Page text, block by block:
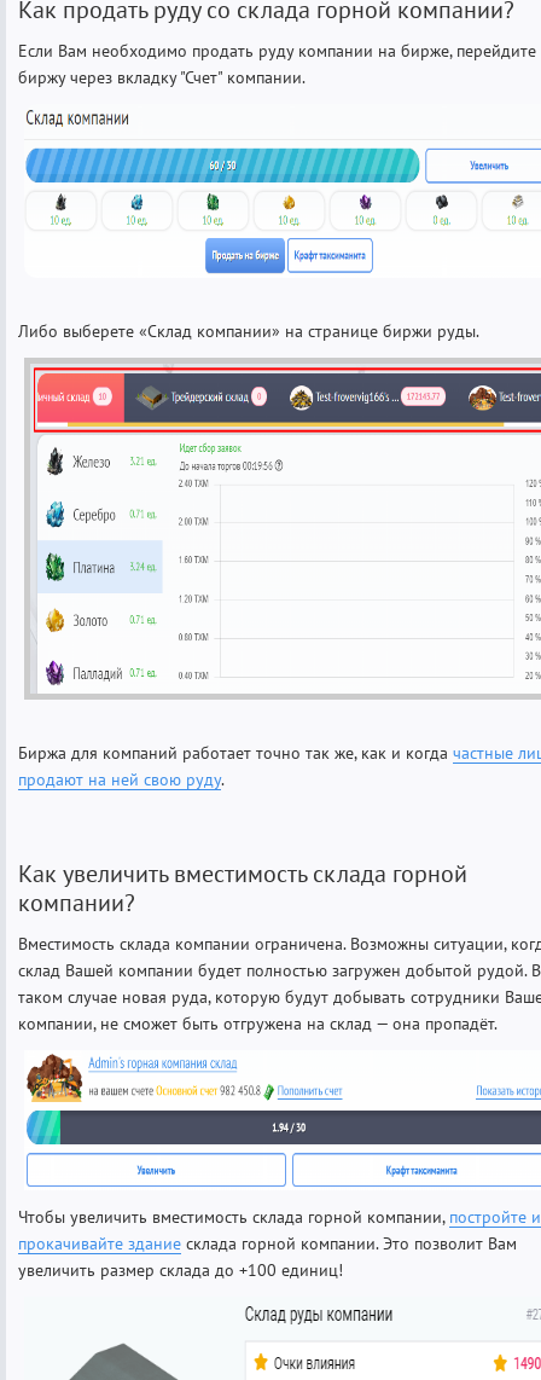
Как продать руду со склада горной компании?
Если Вам необходимо продать руду компании на бирже, перейдите
биржу через вкладку "Счет" компании.
Либо выберете «Склад компании» на странице биржи руды.
Биржа для компаний работает точно так же, как и когда частные
продают на ней свою руду.
Как увеличить вместимость склада горной
компании?
Вместимость склада компании ограничена. Возможны ситуации,
склад Вашей компании будет полностью загружен добытой рудой. В
таком случае новая руда, которую будут добывать сотрудники
компании, не сможет быть отгружена на склад — она пропадёт.
Чтобы увеличить вместимость склада горной компании, постройте и
прокачивайте здание склада горной компании. Это позволит Вам
увеличить размер склада до +100 единиц!